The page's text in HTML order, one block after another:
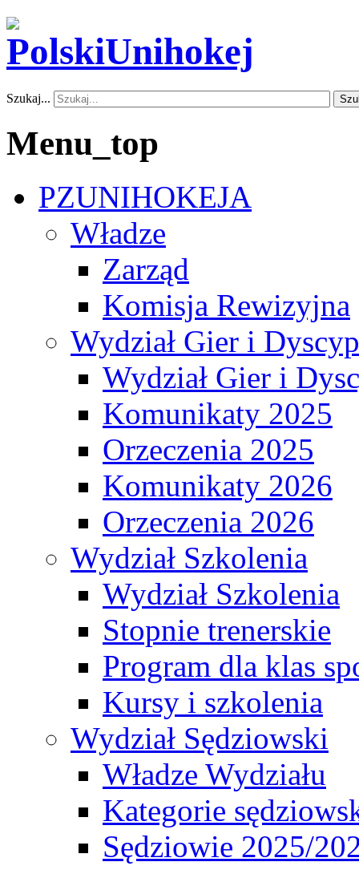
Szukaj...
Menu_top
PZUNIHOKEJA
Władze
Zarząd
Komisja Rewizyjna
Wydział Gier i
Wydział Gier i
Komunikaty 2025
Orzeczenia 2025
Komunikaty 2026
Orzeczenia 2026
Wydział Szkolenia
Wydział Szkolenia
Stopnie trenerskie
Program dla klas
Kursy i szkolenia
Wydział Sędziowski
Władze Wydziału
Kategorie
Sędziowie 2025/